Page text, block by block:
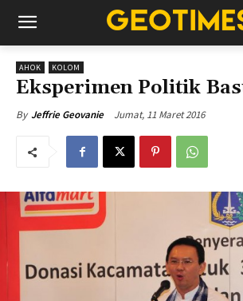
AHOK KOLOM
Eksperimen Politik
By Jeffrie Geovanie Jumat, 11 Maret 2016